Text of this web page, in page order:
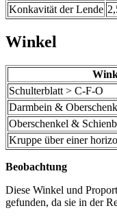
Konkavität der Lende
Winkel
Schulterblatt > C-F-O
Darmbein &
Oberschenkel &
Kruppe über einer
Beobachtung
Diese Winkel und
gefunden, da sie in der